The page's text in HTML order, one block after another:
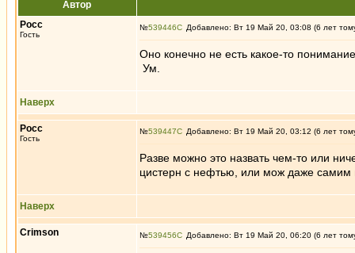
Автор
Росс
Гость
№539446 Добавлено: Вт 19 Май 20, 03:08 (6 лет
Оно конечно не есть какое-то
Ум.
Наверх
Росс
Гость
№539447 Добавлено: Вт 19 Май 20, 03:12 (6 лет
Разве можно это назвать чем-то или
цистерн с нефтью, или мож даже самим
Наверх
Crimson №539456 Добавлено: Вт 19 Май 20, 06:20 (6 лет